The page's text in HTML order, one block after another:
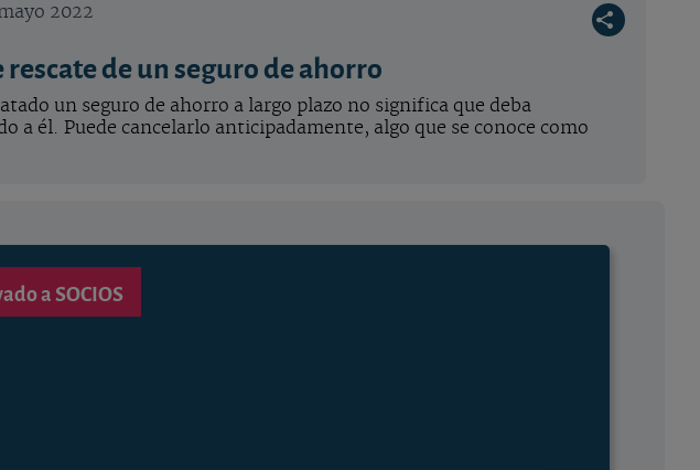
2022
de un seguro de ahorro
un seguro de ahorro a largo plazo no significa que deba
a él. Puede cancelarlo anticipadamente, algo que se conoce como
a SOCIOS